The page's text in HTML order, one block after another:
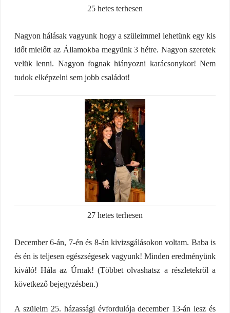
25 hetes terhesen
Nagyon hálásak vagyunk hogy a szüleimmel lehetünk egy kis
időt mielőtt az Államokba megyünk 3 hétre. Nagyon szeretek
velük lenni. Nagyon fognak hiányozni karácsonykor! Nem
tudok elképzelni sem jobb családot!
27 hetes terhesen
December 6-án, 7-én és 8-án kivizsgálásokon voltam. Baba is
és én is teljesen egészségesek vagyunk! Minden eredményünk
kiváló! Hála az Úrnak! (Többet olvashatsz a részletekről a
következő bejegyzésben.)
A szüleim 25. házassági évfordulója december 13-án lesz és